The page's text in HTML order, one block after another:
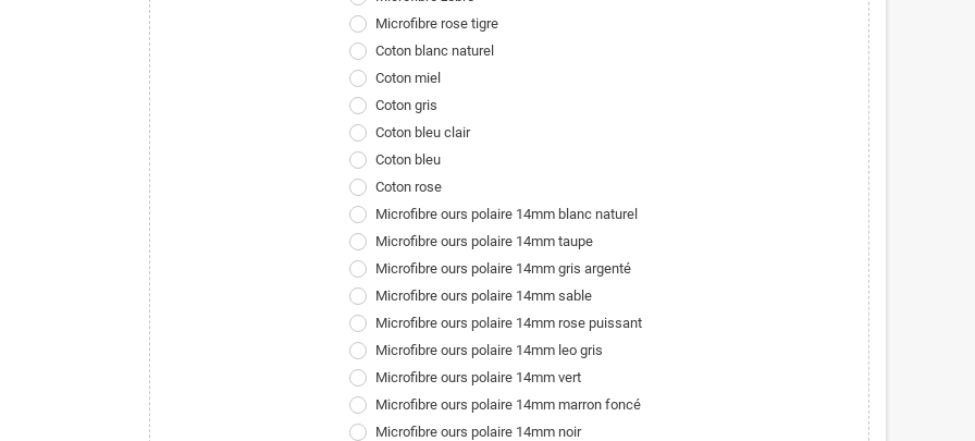
Microfibre rose tigre
Coton blanc naturel
Coton miel
Coton gris
Coton bleu clair
Coton bleu
Coton rose
Microfibre ours polaire 14mm blanc naturel
Microfibre ours polaire 14mm taupe
Microfibre ours polaire 14mm gris argenté
Microfibre ours polaire 14mm sable
Microfibre ours polaire 14mm rose puissant
Microfibre ours polaire 14mm leo gris
Microfibre ours polaire 14mm vert
Microfibre ours polaire 14mm marron foncé
Microfibre ours polaire 14mm noir